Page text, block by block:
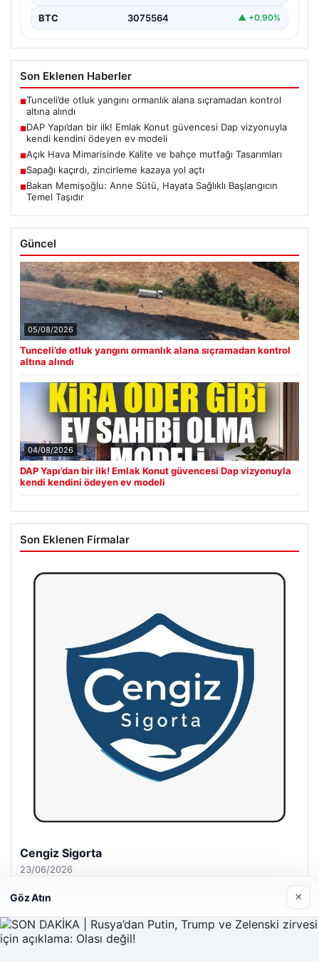
BTC 3075564 ▲ +0.90%
Son Eklenen Haberler
■Tunceli’de otluk yangını ormanlık alana sıçramadan kontrol
altına alındı
■DAP Yapı’dan bir ilk! Emlak Konut güvencesi Dap vizyonuyla
kendi kendini ödeyen ev modeli
■Açık Hava Mimarisinde Kalite ve bahçe mutfağı Tasarımları
■Sapağı kaçırdı, zincirleme kazaya yol açtı
■Bakan Memişoğlu: Anne Sütü, Hayata Sağlıklı Başlangıcın
Temel Taşıdır
Güncel
05/08/2026
Tunceli’de otluk yangını ormanlık alana sıçramadan kontrol
altına alındı
04/08/2026
DAP Yapı’dan bir ilk! Emlak Konut güvencesi Dap vizyonuyla
kendi kendini ödeyen ev modeli
Son Eklenen Firmalar
Hastaş Beton
26/05/2026
Göz Atın ×